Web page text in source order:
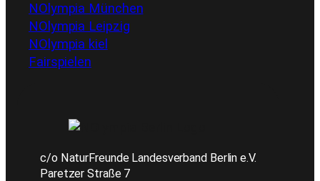
NOlympia München
NOlympia Leipzig
NOlympia kiel
Fairspielen
c/o NaturFreunde Landesverband Berlin e.V.
Paretzer Straße 7